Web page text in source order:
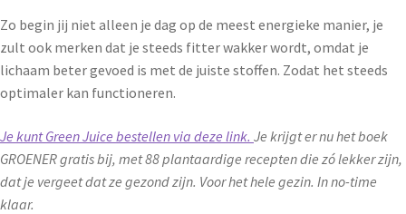
Zo begin jij niet alleen je dag op de meest energieke manier, je
zult ook merken dat je steeds fitter wakker wordt, omdat je
lichaam beter gevoed is met de juiste stoffen. Zodat het steeds
optimaler kan functioneren.
Je kunt Green Juice bestellen via deze link. Je krijgt er nu het boek
GROENER gratis bij, met 88 plantaardige recepten die zó lekker zijn,
dat je vergeet dat ze gezond zijn. Voor het hele gezin. In no-time
klaar.